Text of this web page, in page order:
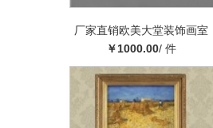
厂家直销欧美大堂装饰画室
内工艺油画背景装饰画欧美
人物油画批发
￥1000.00/ 件